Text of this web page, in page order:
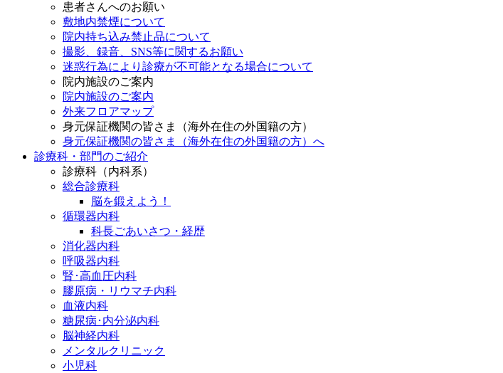
患者さんへのお願い
敷地内禁煙について
院内持ち込み禁止品について
撮影、録音、SNS等に関するお願い
迷惑行為により診療が不可能となる場合について
院内施設のご案内
院内施設のご案内
外来フロアマップ
身元保証機関の皆さま（海外在住の外国籍の方）
身元保証機関の皆さま（海外在住の外国籍の方）へ
診療科・部門のご紹介
診療科（内科系）
総合診療科
脳を鍛えよう！
循環器内科
科長ごあいさつ・経歴
消化器内科
呼吸器内科
腎･高血圧内科
膠原病・リウマチ内科
血液内科
糖尿病･内分泌内科
脳神経内科
メンタルクリニック
小児科